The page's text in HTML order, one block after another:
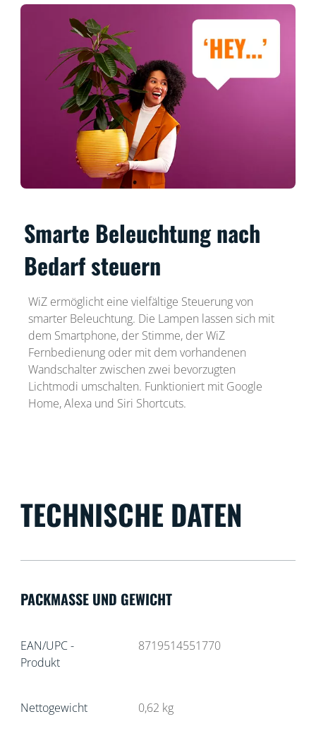
Smarte Beleuchtung nach
Bedarf steuern
WiZ ermöglicht eine vielfältige Steuerung von
smarter Beleuchtung. Die Lampen lassen sich mit
dem Smartphone, der Stimme, der WiZ
Fernbedienung oder mit dem vorhandenen
Wandschalter zwischen zwei bevorzugten
Lichtmodi umschalten. Funktioniert mit Google
Home, Alexa und Siri Shortcuts.
TECHNISCHE DATEN
PACKMASSE UND GEWICHT
EAN/UPC -
Produkt
8719514551770
Nettogewicht 0,62 kg